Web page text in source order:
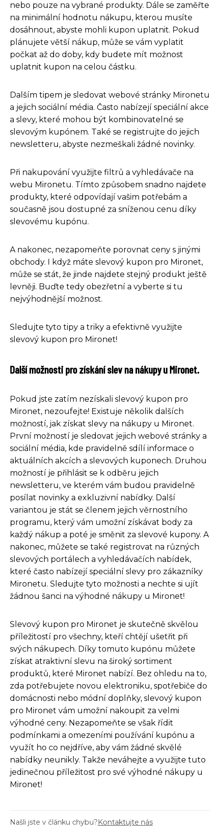
nebo pouze na vybrané produkty. Dále se zaměřte
na minimální hodnotu nákupu, kterou musíte
dosáhnout, abyste mohli kupon uplatnit. Pokud
plánujete větší nákup, může se vám vyplatit
počkat až do doby, kdy budete mít možnost
uplatnit kupon na celou částku.
Dalším tipem je sledovat webové stránky Mironetu
a jejich sociální média. Často nabízejí speciální akce
a slevy, které mohou být kombinovatelné se
slevovým kupónem. Také se registrujte do jejich
newsletteru, abyste nezmeškali žádné novinky.
Při nakupování využijte filtrů a vyhledávače na
webu Mironetu. Tímto způsobem snadno najdete
produkty, které odpovídají vašim potřebám a
současně jsou dostupné za sníženou cenu díky
slevovému kupónu.
A nakonec, nezapomeňte porovnat ceny s jinými
obchody. I když máte slevový kupon pro Mironet,
může se stát, že jinde najdete stejný produkt ještě
levněji. Buďte tedy obezřetní a vyberte si tu
nejvýhodnější možnost.
Sledujte tyto tipy a triky a efektivně využijte
slevový kupon pro Mironet!
Další možnosti pro získání slev na nákupy u Mironet.
Pokud jste zatím nezískali slevový kupon pro
Mironet, nezoufejte! Existuje několik dalších
možností, jak získat slevy na nákupy u Mironet.
První možností je sledovat jejich webové stránky a
sociální média, kde pravidelně sdílí informace o
aktuálních akcích a slevových kuponech. Druhou
možností je přihlásit se k odběru jejich
newsletteru, ve kterém vám budou pravidelně
posílat novinky a exkluzivní nabídky. Další
variantou je stát se členem jejich věrnostního
programu, který vám umožní získávat body za
každý nákup a poté je směnit za slevové kupony. A
nakonec, můžete se také registrovat na různých
slevových portálech a vyhledávačích nabídek,
které často nabízejí speciální slevy pro zákazníky
Mironetu. Sledujte tyto možnosti a nechte si ujít
žádnou šanci na výhodné nákupy u Mironet!
Slevový kupon pro Mironet je skutečně skvělou
příležitostí pro všechny, kteří chtějí ušetřit při
svých nákupech. Díky tomuto kupónu můžete
získat atraktivní slevu na široký sortiment
produktů, které Mironet nabízí. Bez ohledu na to,
zda potřebujete novou elektroniku, spotřebiče do
domácnosti nebo módní doplňky, slevový kupon
pro Mironet vám umožní nakoupit za velmi
výhodné ceny. Nezapomeňte se však řídit
podmínkami a omezeními používání kupónu a
využít ho co nejdříve, aby vám žádné skvělé
nabídky neunikly. Takže neváhejte a využijte tuto
jedinečnou příležitost pro své výhodné nákupy u
Mironet!
Našli jste v článku chybu?Kontaktujte nás